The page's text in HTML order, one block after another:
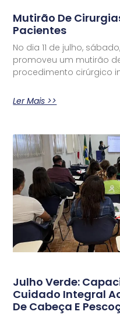
Mutirão De
Pacientes
No dia 11 de julho,
promoveu um mutirão
procedimento cirúrgico
Ler Mais >>
Julho Verde:
Cuidado Integral
De Cabeça E